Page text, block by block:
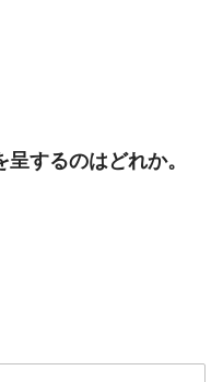
するのはどれか。